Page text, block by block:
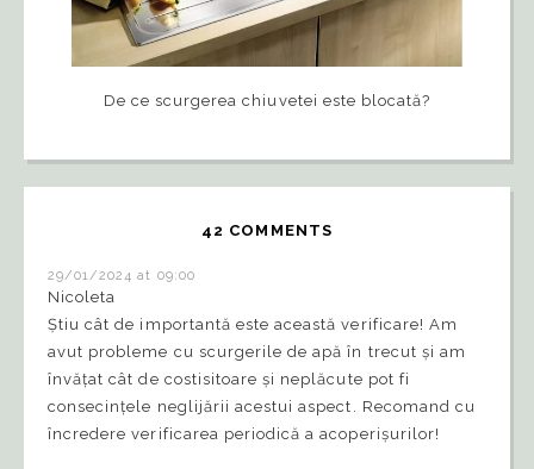
De ce scurgerea chiuvetei este blocată?
42 COMMENTS
29/01/2024 at 09:00
Nicoleta
Știu cât de importantă este această verificare! Am
avut probleme cu scurgerile de apă în trecut și am
învățat cât de costisitoare și neplăcute pot fi
consecințele neglijării acestui aspect. Recomand cu
încredere verificarea periodică a acoperișurilor!